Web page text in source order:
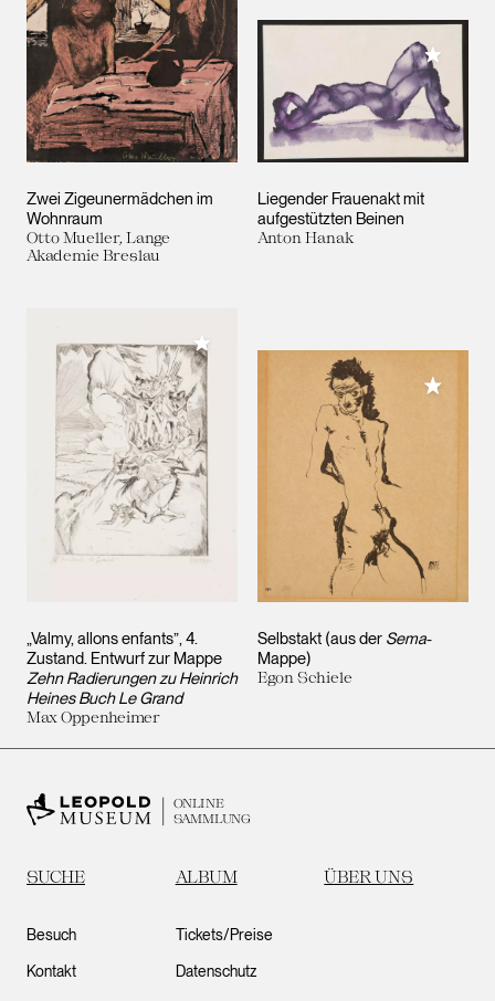
Zwei Zigeunermädchen im
Wohnraum
Otto Mueller, Lange
Akademie Breslau
Liegender Frauenakt mit
aufgestützten Beinen
Anton Hanak
Meiner
„Valmy, allons enfants”, 4.
Zustand. Entwurf zur Mappe
Zehn Radierungen zu Heinrich
Heines Buch Le Grand
Max Oppenheimer
Meiner Sammlung hinzufügen
Selbstakt (aus der Sema-
Mappe)
Egon Schiele
Meiner
ONLINE
SAMMLUNG
SUCHE ALBUM ÜBER UNS
Besuch
Kontakt
Tickets/Preise
Datenschutz